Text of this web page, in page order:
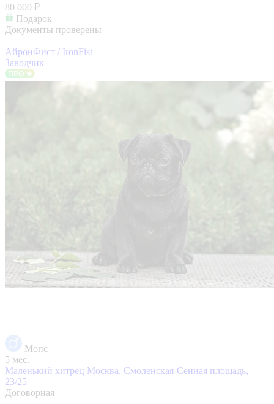
80 000 ₽
Подарок
Документы проверены
АйронФист / IronFist
Заводчик
Мопс
5 мес.
Маленький хитрец Москва, Смоленская-Сенная площадь,
23/25
Договорная